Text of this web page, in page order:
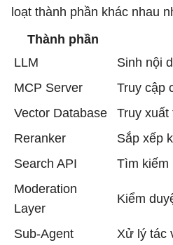
loạt thành phần khác nhau
Thành phần
LLM
Sinh nội
MCP Server
Truy cập
Vector Database
Truy
Reranker
Sắp xếp
Search API
Tìm kiếm
Moderation
Layer
Kiểm
Sub-Agent Xử lý tác